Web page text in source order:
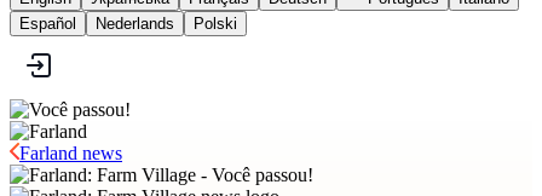
Español
Nederlands Polski
Farland news